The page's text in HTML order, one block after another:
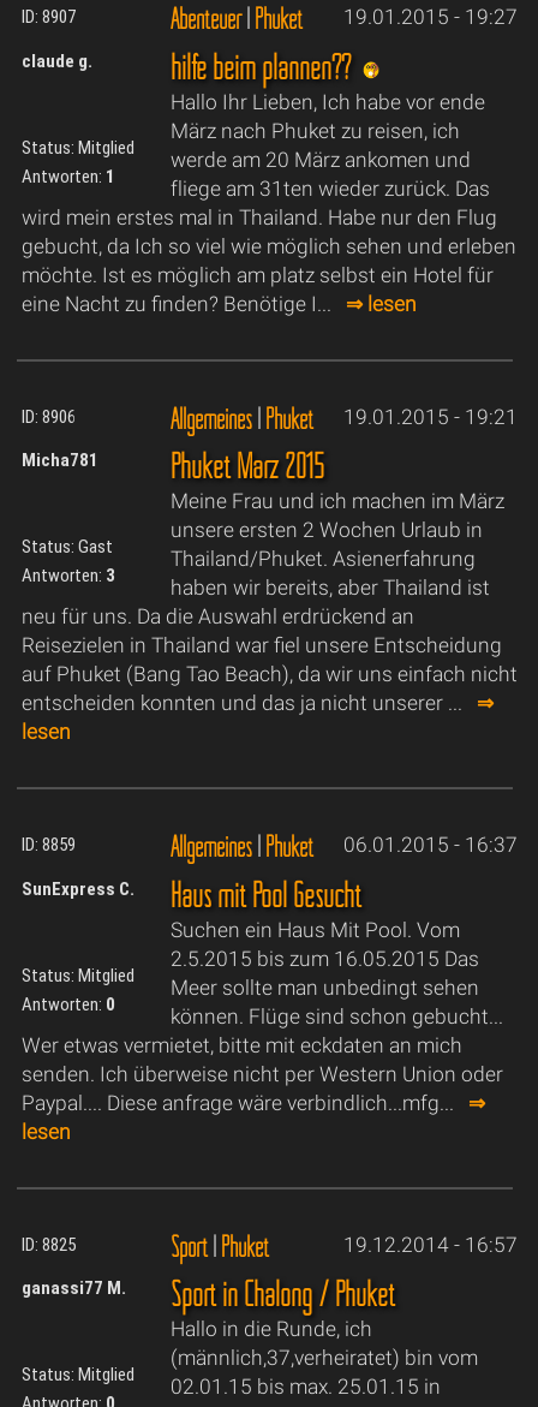
ID: 8907 Abenteuer|Phuket 19.01.2015 - 19:27
claude g.
Status: Mitglied
Antworten: 1
hilfe beim plannen??
Hallo Ihr Lieben, Ich habe vor ende
März nach Phuket zu reisen, ich
werde am 20 März ankomen und
fliege am 31ten wieder zurück. Das
wird mein erstes mal in Thailand. Habe nur den Flug
gebucht, da Ich so viel wie möglich sehen und erleben
möchte. Ist es möglich am platz selbst ein Hotel für
eine Nacht zu finden? Benötige I... ⇒ lesen
ID: 8906 Allgemeines|Phuket 19.01.2015 - 19:21
Micha781
Status: Gast
Antworten: 3
Phuket März 2015
Meine Frau und ich machen im März
unsere ersten 2 Wochen Urlaub in
Thailand/Phuket. Asienerfahrung
haben wir bereits, aber Thailand ist
neu für uns. Da die Auswahl erdrückend an
Reisezielen in Thailand war fiel unsere Entscheidung
auf Phuket (Bang Tao Beach), da wir uns einfach nicht
entscheiden konnten und das ja nicht unserer ... ⇒
lesen
ID: 8859 Allgemeines|Phuket 06.01.2015 - 16:37
SunExpress C.
Status: Mitglied
Antworten: 0
Haus mit Pool Gesucht
Suchen ein Haus Mit Pool. Vom
2.5.2015 bis zum 16.05.2015 Das
Meer sollte man unbedingt sehen
können. Flüge sind schon gebucht...
Wer etwas vermietet, bitte mit eckdaten an mich
senden. Ich überweise nicht per Western Union oder
Paypal.... Diese anfrage wäre verbindlich...mfg... ⇒
lesen
ID: 8825 Sport|Phuket 19.12.2014 - 16:57
ganassi77 M.
Status: Mitglied
Sport in Chalong / Phuket
Hallo in die Runde, ich
(männlich,37,verheiratet) bin vom
02.01.15 bis max. 25.01.15 in